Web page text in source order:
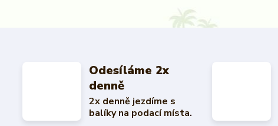
Odesíláme 2x
denně
2x denně jezdíme s
balíky na podací místa.